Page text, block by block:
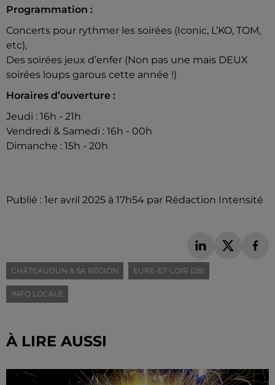
Programmation :
Concerts pour rythmer les soirées (Iconic, L’KO, TOM,
etc),
Des soirées jeux d’enfer (Non pas une mais DEUX
soirées loups garous cette année !)
Horaires d’ouverture :
Jeudi : 16h - 21h
Vendredi & Samedi : 16h - 00h
Dimanche : 15h - 20h
Publié : 1er avril 2025 à 17h54 par Rédaction Intensité
CHÂTEAUDUN & SA RÉGION EURE-ET-LOIR (28)
INFO LOCALE
À LIRE AUSSI